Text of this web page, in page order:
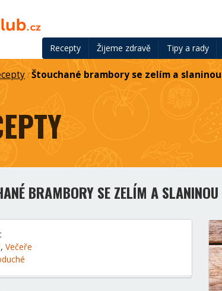
Recepty Žijeme zdravě Tipy a rady
/Štouchané brambory se zelím a slaninou
BRAMBORY SE ZELÍM A SLANINOU
,Večeře